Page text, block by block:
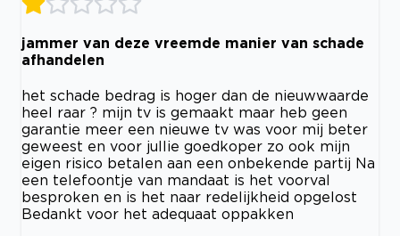
jammer van deze vreemde manier van schade
afhandelen
het schade bedrag is hoger dan de nieuwwaarde
heel raar ? mijn tv is gemaakt maar heb geen
garantie meer een nieuwe tv was voor mij beter
geweest en voor jullie goedkoper zo ook mijn
eigen risico betalen aan een onbekende partij Na
een telefoontje van mandaat is het voorval
besproken en is het naar redelijkheid opgelost
Bedankt voor het adequaat oppakken